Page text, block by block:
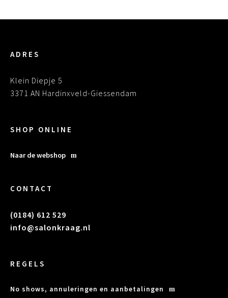
ADRES
Klein Diepje 5
3371 AN Hardinxveld-Giessendam
SHOP ONLINE
Naar de webshop
CONTACT
(0184) 612 529
info@salonkraag.nl
REGELS
No shows, annuleringen en aanbetalingen